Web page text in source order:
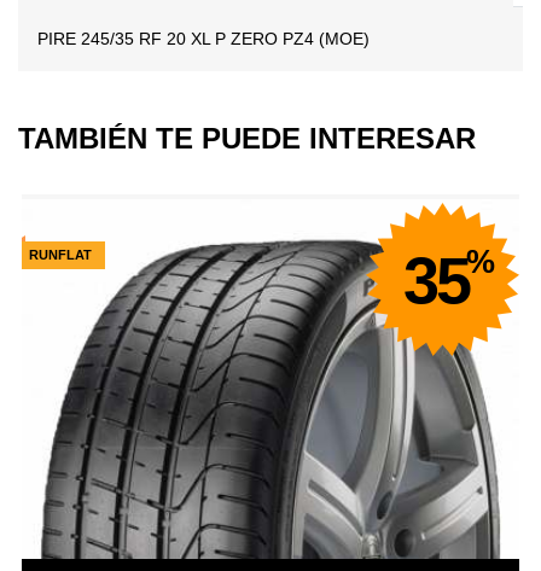
PIRE 245/35 RF 20 XL P ZERO PZ4 (MOE)
TAMBIÉN TE PUEDE INTERESAR
35%
RUNFLAT